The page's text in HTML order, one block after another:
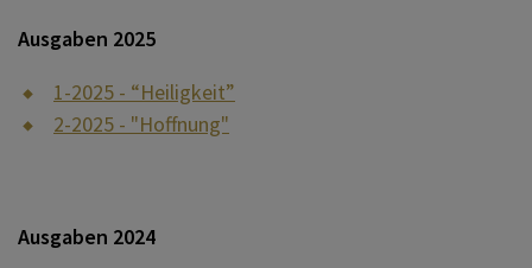
Ausgaben 2025
1-2025 - “Heiligkeit”
2-2025 - "Hoffnung"
Ausgaben 2024